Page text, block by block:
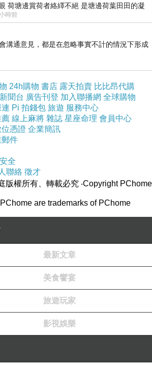
5mm 布質鼠墊
32GB 繽紛輕巧碟-黑
凱蒂』Mircro USB數位傳輸充
曼尼系列 奇科 純棉-雙人特大
(6X7尺)
宏碁 Iconia Tab 10 A3-A30 10
板電腦 WiFi版
荷塘邊賞荷者絡繹不絕 是塘邊荷葉田田的凝
中飄逸的是映日荷花別樣紅
時前
溝通意見，都是在忽略事實不計的情況下形成
24h購物 書店 露天拍賣 比比昂代購
聞台 廣告刊登 加入聯播網 全球購物
連 Pi 拍錢包 旅遊 服務中心
薦 線上麻將 雜誌 星座命理 會員中心
憑證 企業簡訊
件
全
聯絡 徵才
版權所有、轉載必究 ‧Copyright PChome
are trademarks of PChome
最新文章
美食饗宴
旅遊玩家
影視娛樂